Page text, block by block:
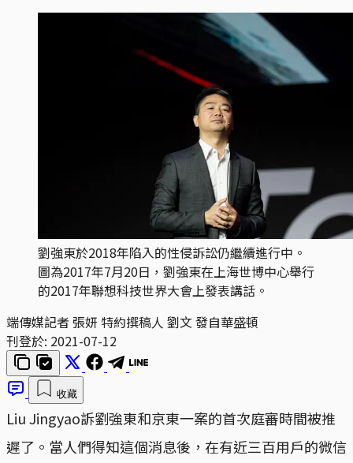
劉強東於2018年陷入的性侵訴訟仍繼續進行中。
圖為2017年7月20日，劉強東在上海世博中心舉行
的2017年聯想科技世界大會上發表講話。
端傳媒記者 張妍 特約撰稿人 劉文 發自華盛頓
刊登於: 2021-07-12
收藏
Liu Jingyao訴劉強東和京東一案的首次庭審時間被推
遲了。當人們得知這個消息後，在有近三百用戶的微信